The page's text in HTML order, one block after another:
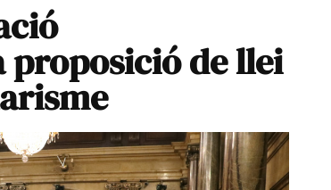
de llei